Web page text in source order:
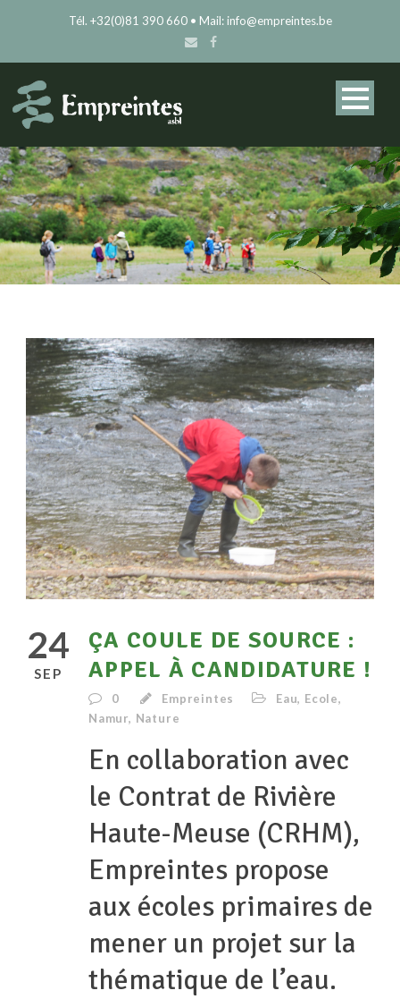
Tél. +32(0)81 390 660 • Mail: info@empreintes.be
24
SEP
ÇA COULE DE SOURCE :
APPEL À CANDIDATURE !
0 Empreintes Eau, Ecole,
Namur, Nature
En collaboration avec
le Contrat de Rivière
Haute-Meuse (CRHM),
Empreintes propose
aux écoles primaires de
mener un projet sur la
thématique de l’eau.